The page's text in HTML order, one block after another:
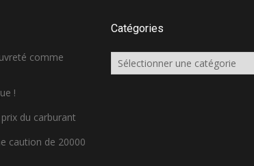
comme
!
du carburant
caution de 20000
Catégories
Catégories